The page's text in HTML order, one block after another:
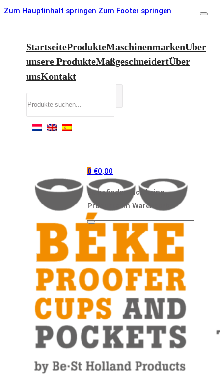
Zum Hauptinhalt springen Zum Footer springen
StartseiteProdukteMaschinenmarkenUber
unsere ProdukteMaßgeschneidertÜber
unsKontakt
0 €0,00
Es befinden sich keine
Produkte im Warenkorb.